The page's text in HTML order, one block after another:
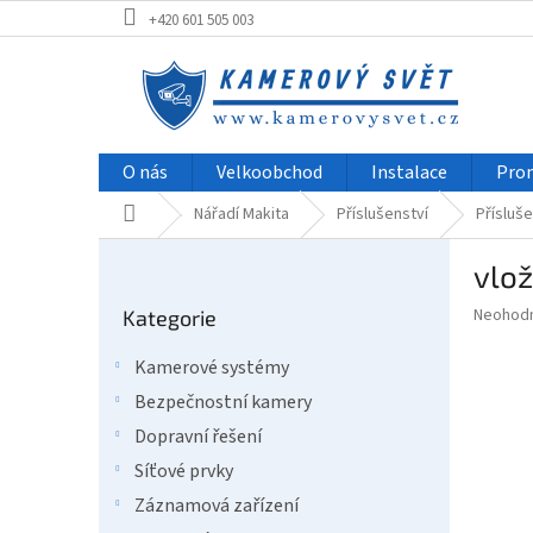
na
+420 601 505 003
O nás Velkoobchod Instalace
Domů Nářadí Makita Příslušenství
kategorie
Kategorie
Kamerové systémy
Bezpečnostní kamery
Dopravní řešení
Síťové prvky
Záznamová zařízení